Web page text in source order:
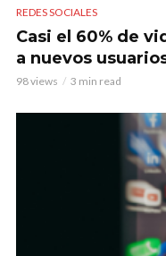
REDES SOCIALES
Casi el 60% de
a nuevos
98 views 3 min read